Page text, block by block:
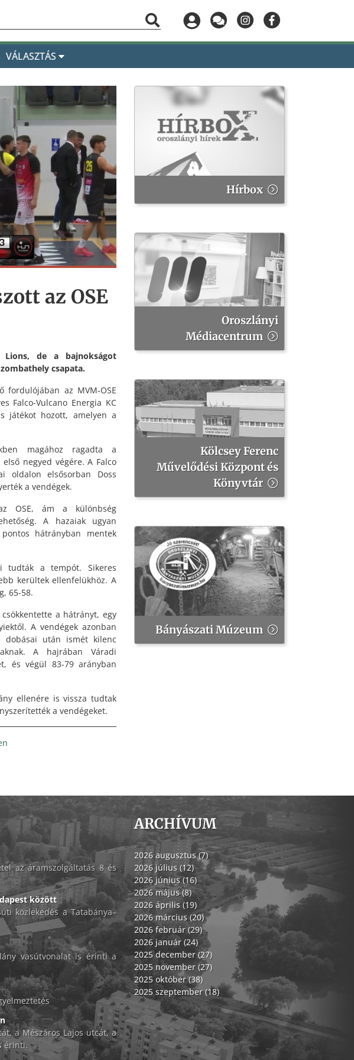
VÁLASZTÁS
az OSE
Lions, de a bajnokságot
csapata.
fordulójában az MVM-OSE
Falco-Vulcano Energia KC
játékot hozott, amelyen a
magához ragadta a
negyed végére. A Falco
oldalon elsősorban Doss
a vendégek.
OSE, ám a különbség
A hazaiak ugyan
hátrányban mentek
tudták a tempót. Sikeres
kerültek ellenfelükhöz. A
65-58.
a hátrányt, egy
A vendégek azonban
dobásai után ismét kilenc
A hajrában Váradi
és végül 83-79 arányban
ellenére is vissza tudtak
a vendégeket.
Hírbox
Oroszlányi
Médiacentrum
Kölcsey Ferenc
Művelődési Központ és
Könyvtár
Bányászati Múzeum
az áramszolgáltatás 8 és
között
közlekedés a Tatabánya–
vasútvonalat is érinti a
a Mészáros Lajos utcát, a
érinti.
ARCHÍVUM
2026 augusztus (7)
2026 július (12)
2026 június (16)
2026 május (8)
2026 április (19)
2026 március (20)
2026 február (29)
2026 január (24)
2025 december (27)
2025 november (27)
2025 október (38)
2025 szeptember (18)